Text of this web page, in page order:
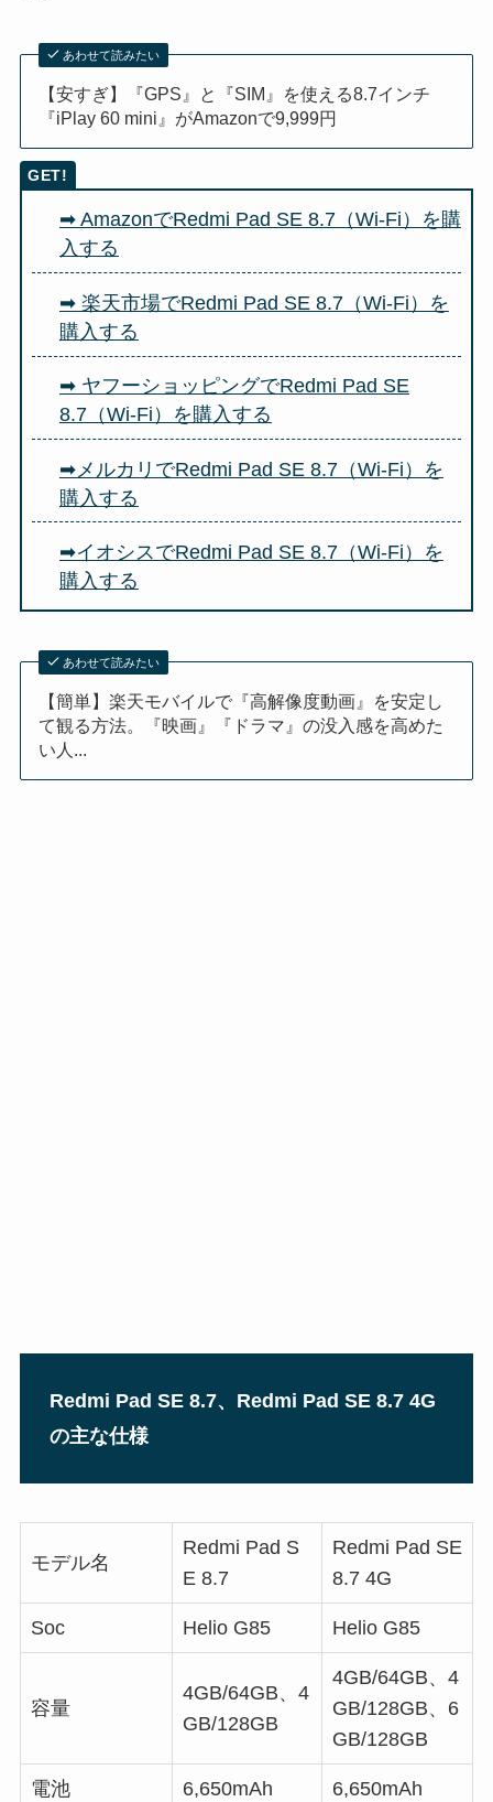
あわせて読みたい
【安すぎ】『GPS』と『SIM』を使える8.7インチ
『iPlay 60 mini』がAmazonで9,999円
➡ AmazonでRedmi Pad SE 8.7（Wi-Fi）を購
入する
➡ 楽天市場でRedmi Pad SE 8.7（Wi-Fi）を
購入する
➡ ヤフーショッピングでRedmi Pad SE
8.7（Wi-Fi）を購入する
➡メルカリでRedmi Pad SE 8.7（Wi-Fi）を
購入する
➡イオシスでRedmi Pad SE 8.7（Wi-Fi）を
購入する
あわせて読みたい
【簡単】楽天モバイルで『高解像度動画』を安定し
て観る方法。『映画』『ドラマ』の没入感を高めた
い人...
Redmi Pad SE 8.7、Redmi Pad SE 8.7 4G
の主な仕様
モデル名
Redmi Pad S
E 8.7
Redmi Pad SE
8.7 4G
Soc Helio G85 Helio G85
容量
4GB/64GB、4
GB/128GB
4GB/64GB、4
GB/128GB、6
GB/128GB
電池 6,650mAh 6,650mAh